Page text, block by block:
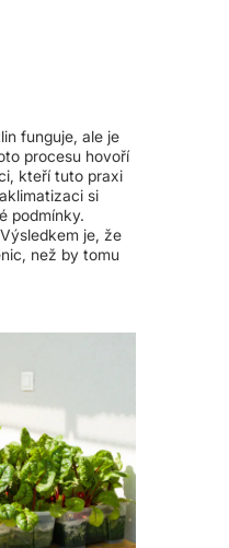
funguje, ale je
procesu hovoří
kteří tuto praxi
si
podmínky.
je, že
než by tomu